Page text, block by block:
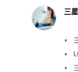
三
店
规